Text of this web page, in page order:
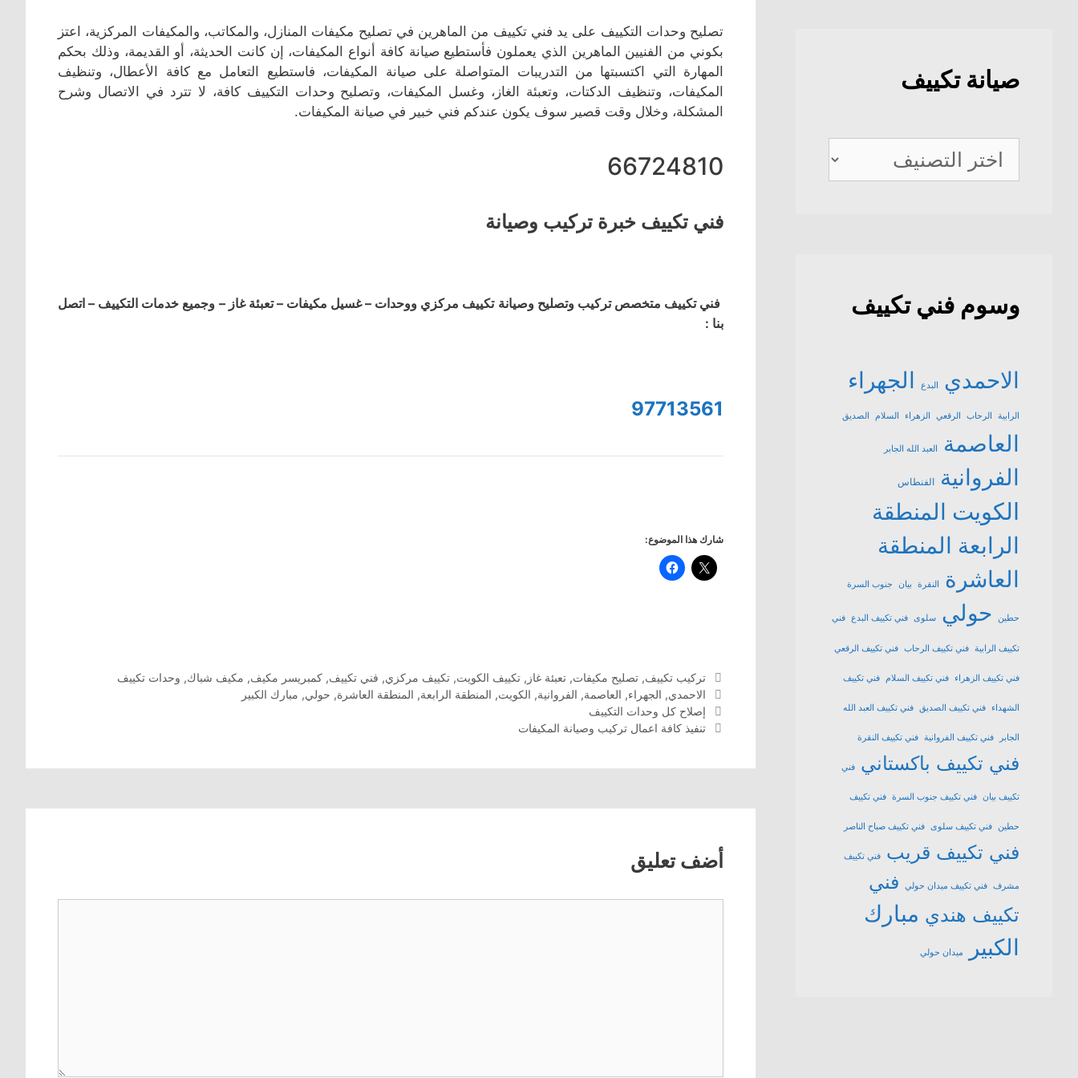
تصليح وحدات التكييف على يد فني تكييف من الماهرين في تصليح مكيفات المنازل، والمكاتب، والمكيفات المركزية، اعتز
بكوني من الفنيين الماهرين الذي يعملون فأستطيع صيانة كافة أنواع المكيفات، إن كانت الحديثة، أو القديمة، وذلك بحكم
المهارة التي اكتسبتها من التدريبات المتواصلة على صيانة المكيفات، فاستطيع التعامل مع كافة الأعطال، وتنظيف
المكيفات، وتنظيف الدكتات، وتعبئة الغاز، وغسل المكيفات، وتصليح وحدات التكييف كافة، لا تترد في الاتصال وشرح
المشكلة، وخلال وقت قصير سوف يكون عندكم فني خبير في صيانة المكيفات.
66724810
فني تكييف خبرة تركيب وصيانة
فني تكييف متخصص تركيب وتصليح وصيانة تكييف مركزي ووحدات – غسيل مكيفات – تعبئة غاز – وجميع خدمات التكييف – اتصل
بنا :
97713561
شارك هذا الموضوع:
التصنيفات
تركيب تكييف, تصليح مكيفات, تعبئة غاز , تكييف الكويت, تكييف مركزي, فني تكييف, كمبريسر مكيف, مكيف شباك, وحدات تكييف
الوسوم
الاحمدي, الجهراء, العاصمة, الفروانية, الكويت, المنطقة الرابعة, المنطقة العاشرة, حولي, مبارك الكبير
إصلاح كل وحدات التكييف
تنفيذ كافة اعمال تركيب وصيانة المكيفات
أضف تعليق
صيانة تكييف
صيانة
تكييف
وسوم فني تكييف
الاحمدي البدع الجهراء
الرابية الرحاب الرقعي الزهراء السلام الصديق
العاصمة العبد الله الجابر
الفروانية الفنطاس
الكويت المنطقة
الرابعة المنطقة
العاشرة
النقرة بيان جنوب السرة
حطين حولي سلوى فني تكييف البدع فني
تكييف الرابية فني تكييف الرحاب فني تكييف الرقعي
فني تكييف الزهراء فني تكييف السلام فني تكييف
الشهداء فني تكييف الصديق فني تكييف العبد الله
الجابر فني تكييف الفروانية فني تكييف النقرة
فني تكييف باكستاني فني
تكييف بيان فني تكييف جنوب السرة فني تكييف
حطين فني تكييف سلوى فني تكييف صباح الناصر
فني تكييف قريب فني تكييف
مشرف فني تكييف ميدان حولي
فني
تكييف هندي مبارك
الكبير
ميدان حولي